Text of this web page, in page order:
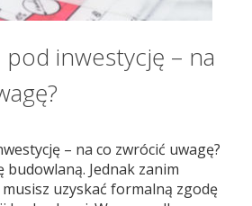
pod inwestycję – na
– na co zwrócić uwagę?
budowlaną. Jednak zanim
uzyskać formalną zgodę